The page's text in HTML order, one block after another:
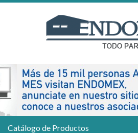
Catálogo de Productos